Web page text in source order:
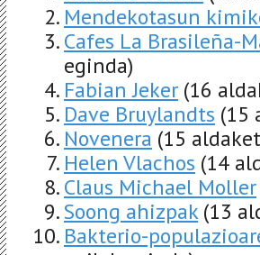
Mendekotasun
Cafes La Brasileña-
eginda)
Fabian Jeker (16
Dave Bruylandts (15
Novenera (15
Helen Vlachos (14
Claus Michael Moller
Soong ahizpak (13
Bakterio-